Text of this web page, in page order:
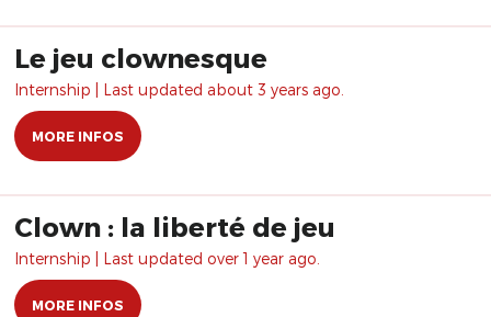
Le jeu clownesque
Internship | Last updated about 3 years ago.
MORE INFOS
Clown : la liberté de jeu
Internship | Last updated over 1 year ago.
MORE INFOS